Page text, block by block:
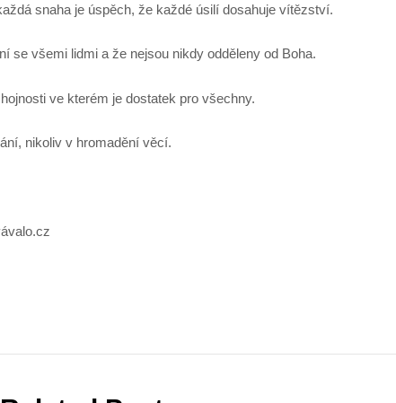
snaha je úspěch, že každé úsilí dosahuje vítězství.
se všemi lidmi a že nejsou nikdy odděleny od Boha.
ve kterém je dostatek pro všechny.
nikoliv v hromadění věcí.